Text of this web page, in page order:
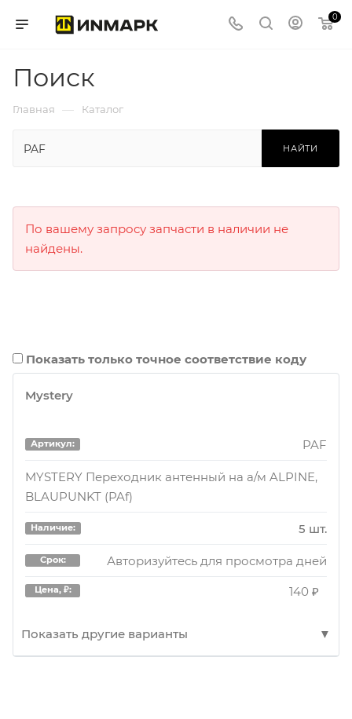
0
Поиск
Главная — Каталог
НАЙТИ
По вашему запросу запчасти в наличии не
найдены.
Показать только точное соответствие коду
Mystery
Артикул: PAF
MYSTERY Переходник антенный на а/м ALPINE,
BLAUPUNKT (PAf)
Наличие: 5 шт.
Срок: Авторизуйтесь для просмотра дней
Цена, ₽: 140 ₽
Показать другие варианты